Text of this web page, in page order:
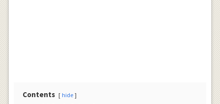
Contents hide